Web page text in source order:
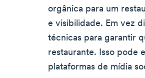
orgânica para um
e visibilidade. Em vez
técnicas para garantir
restaurante. Isso pode
plataformas de mídia